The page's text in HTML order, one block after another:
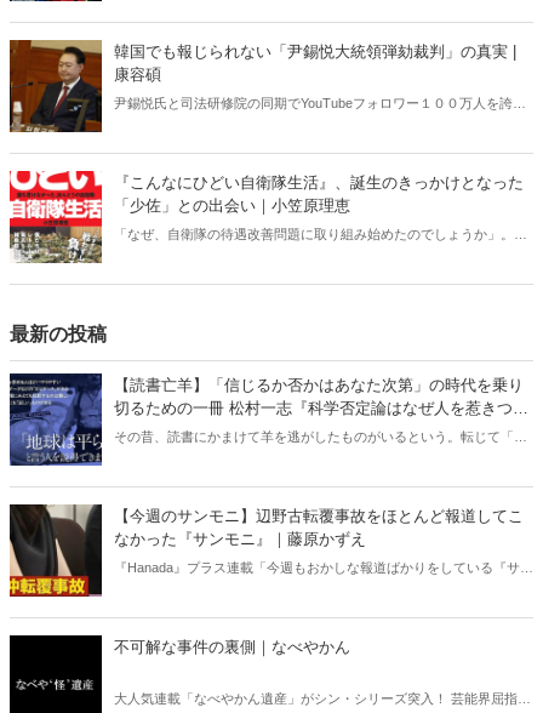
か？ 韓国政治に精通する柳錫春元延世大学教授と、公明選挙大韓党
の閔庚旭代表が緊急独占対談で語り合った。
韓国でも報じられない「尹錫悦大統領弾劾裁判」の真実 |
康容碩
尹錫悦氏と司法研修院の同期でYouTubeフォロワー１００万人を誇る
『こんなにひどい自衛隊生活』、誕生のきっかけとなった
「少佐」との出会い｜小笠原理恵
「なぜ、自衛隊の待遇改善問題に取り組み始めたのでしょうか」。
最新の投稿
【読書亡羊】「信じるか否かはあなた次第」の時代を乗り
切るための一冊 松村一志『科学否定論はなぜ人を惹きつけ
るのか』（ちくま新書）｜梶原麻衣子
その昔、読書にかまけて羊を逃がしたものがいるという。転じて「読
ある。元月刊『Hanada』編集部員のライター・梶原がお送りする時事
書評！
【今週のサンモニ】辺野古転覆事故をほとんど報道してこ
なかった『サンモニ』｜藤原かずえ
『Hanada』プラス連載「今週もおかしな報道ばかりをしている『サン
不可解な事件の裏側｜なべやかん
大人気連載「なべやかん遺産」がシン・シリーズ突入！ 芸能界屈指の